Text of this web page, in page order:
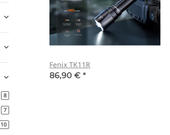
Fenix TK11R
86,90 € *
8
7
10